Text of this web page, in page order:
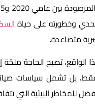
وخطورته على حياة
متصاعدة.
الواقع، تصبح الحاجة ملحّة
فقط، بل تشمل سياسات
للمخاطر البيئية التي